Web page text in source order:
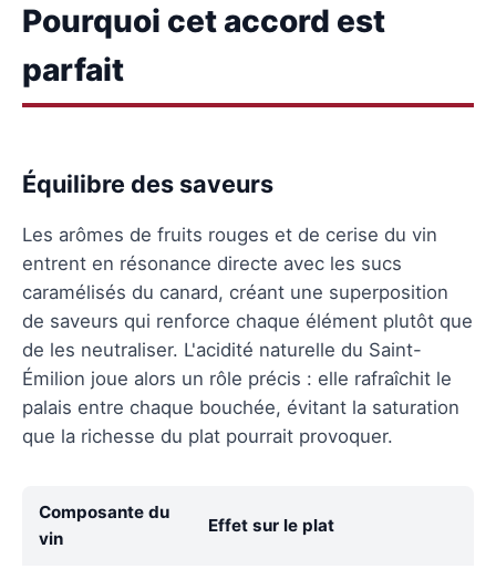
Pourquoi cet accord est
parfait
Équilibre des saveurs
Les arômes de fruits rouges et de cerise du vin
entrent en résonance directe avec les sucs
caramélisés du canard, créant une superposition
de saveurs qui renforce chaque élément plutôt que
de les neutraliser. L'acidité naturelle du Saint-
Émilion joue alors un rôle précis : elle rafraîchit le
palais entre chaque bouchée, évitant la saturation
que la richesse du plat pourrait provoquer.
Composante du
vin
Effet sur le plat